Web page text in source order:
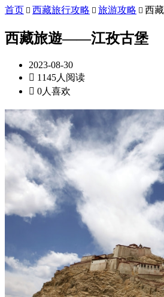
首页  西藏旅行攻略  旅游攻略  西
西藏旅遊——江孜古堡
2023-08-30
 1145人阅读
 0人喜欢